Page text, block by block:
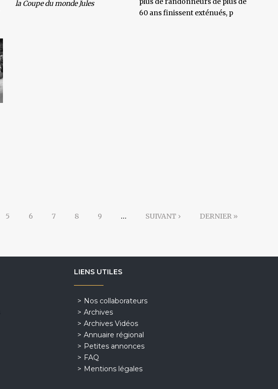
la Coupe du monde Jules
60 ans finissent exténués, p
5 6 7 8 9 … SUIVANT › DERNIER »
LIENS UTILES
Nos collaborateurs
Archives
Archives Vidéos
Annuaire régional
Petites annonces
FAQ
Mentions légales